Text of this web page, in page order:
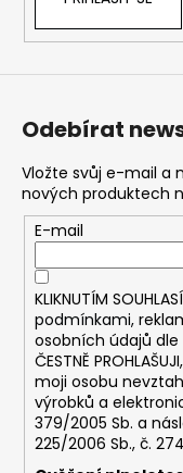
j
m
ASPIRE
BVC
ŽHAVÍCÍ
HLAVA
1,8OHM
43
Kč
Odebírat
Vložte svůj e-mail a
nových produktech
E-mail
KLIKNUTÍM
podmínkami,
osobních údajů dle
ČESTNĚ
moji osobu
výrobků a
379/2005 Sb. a
225/2006 Sb., č.